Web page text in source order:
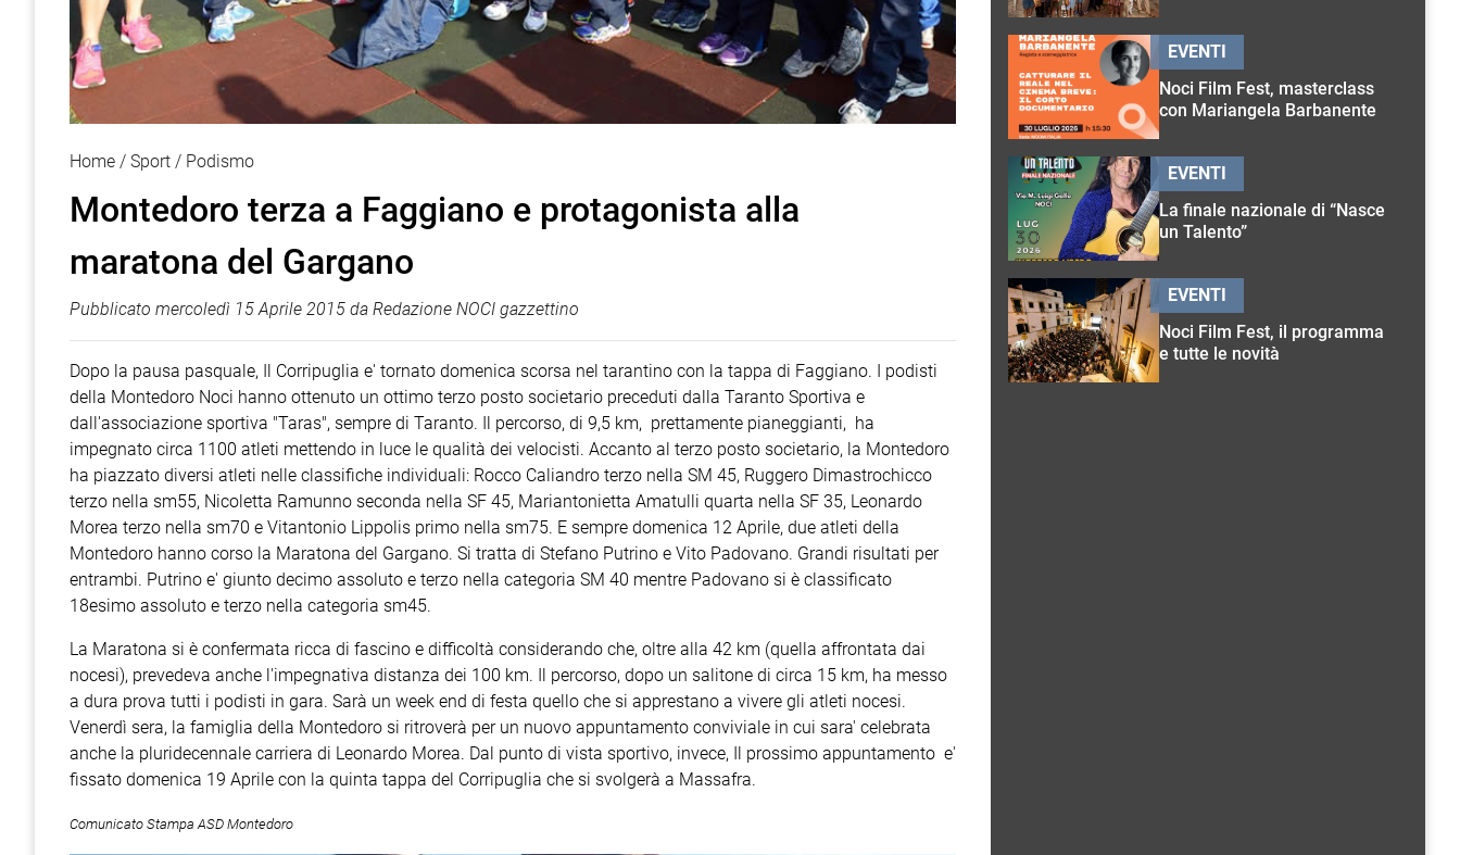
Home Sport Podismo
Montedoro terza a Faggiano e protagonista alla
maratona del Gargano
Pubblicato mercoledì 15 Aprile 2015 da Redazione NOCI gazzettino
Dopo la pausa pasquale, Il Corripuglia e' tornato domenica scorsa nel tarantino con la tappa di Faggiano. I podisti
della Montedoro Noci hanno ottenuto un ottimo terzo posto societario preceduti dalla Taranto Sportiva e
dall'associazione sportiva "Taras", sempre di Taranto. Il percorso, di 9,5 km, prettamente pianeggianti, ha
impegnato circa 1100 atleti mettendo in luce le qualità dei velocisti. Accanto al terzo posto societario, la Montedoro
ha piazzato diversi atleti nelle classifiche individuali: Rocco Caliandro terzo nella SM 45, Ruggero Dimastrochicco
terzo nella sm55, Nicoletta Ramunno seconda nella SF 45, Mariantonietta Amatulli quarta nella SF 35, Leonardo
Morea terzo nella sm70 e Vitantonio Lippolis primo nella sm75. E sempre domenica 12 Aprile, due atleti della
Montedoro hanno corso la Maratona del Gargano. Si tratta di Stefano Putrino e Vito Padovano. Grandi risultati per
entrambi. Putrino e' giunto decimo assoluto e terzo nella categoria SM 40 mentre Padovano si è classificato
18esimo assoluto e terzo nella categoria sm45.
La Maratona si è confermata ricca di fascino e difficoltà considerando che, oltre alla 42 km (quella affrontata dai
nocesi), prevedeva anche l'impegnativa distanza dei 100 km. Il percorso, dopo un salitone di circa 15 km, ha messo
a dura prova tutti i podisti in gara. Sarà un week end di festa quello che si apprestano a vivere gli atleti nocesi.
Venerdì sera, la famiglia della Montedoro si ritroverà per un nuovo appuntamento conviviale in cui sara' celebrata
anche la pluridecennale carriera di Leonardo Morea. Dal punto di vista sportivo, invece, Il prossimo appuntamento e'
fissato domenica 19 Aprile con la quinta tappa del Corripuglia che si svolgerà a Massafra.
Comunicato Stampa ASD Montedoro
Noci Film Fest, masterclass
con Mariangela Barbanente
EVENTI
La finale nazionale di “Nasce
un Talento”
EVENTI
Noci Film Fest, il programma
e tutte le novità
EVENTI